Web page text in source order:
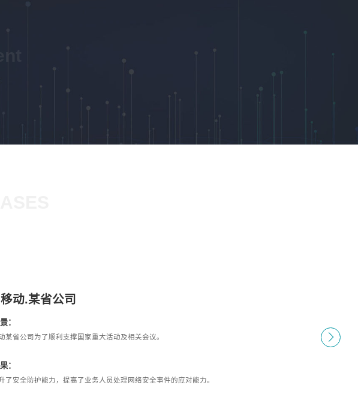
动.某省公司
：
某省公司为了顺利支撑国家重大活动及相关会议。
：
了安全防护能力，提高了业务人员处理网络安全事件的应对能力。